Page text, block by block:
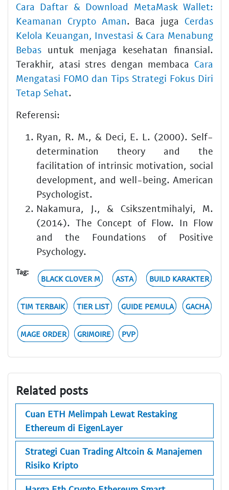
Cara Daftar & Download MetaMask Wallet:
Keamanan Crypto Aman. Baca juga Cerdas
Kelola Keuangan, Investasi & Cara Menabung
Bebas untuk menjaga kesehatan finansial.
Terakhir, atasi stres dengan membaca Cara
Mengatasi FOMO dan Tips Strategi Fokus Diri
Tetap Sehat.
Referensi:
Ryan, R. M., & Deci, E. L. (2000). Self-
determination theory and the
facilitation of intrinsic motivation, social
development, and well-being. American
Psychologist.
Nakamura, J., & Csikszentmihalyi, M.
(2014). The Concept of Flow. In Flow
and the Foundations of Positive
Psychology.
Tag:
BLACK CLOVER M ASTA BUILD KARAKTER
TIM TERBAIK TIER LIST GUIDE PEMULA GACHA
MAGE ORDER GRIMOIRE PVP
Related posts
Cuan ETH Melimpah Lewat Restaking
Ethereum di EigenLayer
Strategi Cuan Trading Altcoin & Manajemen
Risiko Kripto